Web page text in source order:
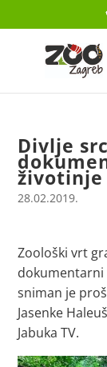
Divlje
životinje
28.02.2019.
Zoološki vrt
dokumentarni
sniman je
Jasenke
Jabuka TV.